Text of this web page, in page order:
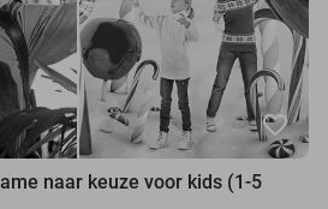
favorite_border
naar keuze voor kids (1-5